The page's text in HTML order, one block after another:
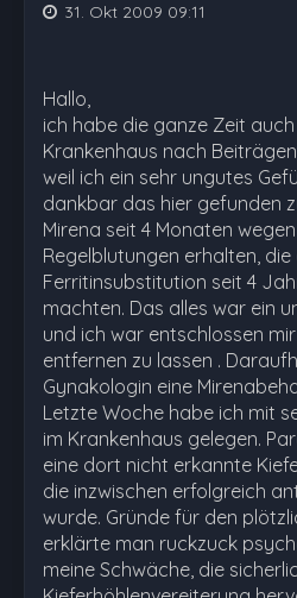
31. Okt 2009 09:11
Hallo,
ich habe die ganze Zeit
Krankenhaus nach
weil ich ein sehr ungutes
dankbar das hier gefunden
Mirena seit 4 Monaten
Regelblutungen erhalten,
Ferritinsubstitution seit 4
machten. Das alles war ein
und ich war entschlossen
entfernen zu lassen .
Gynakologin eine
Letzte Woche habe ich mit
im Krankenhaus gelegen.
eine dort nicht erkannte
die inzwischen erfolgreich
wurde. Gründe für den
erklärte man ruckzuck
meine Schwäche, die